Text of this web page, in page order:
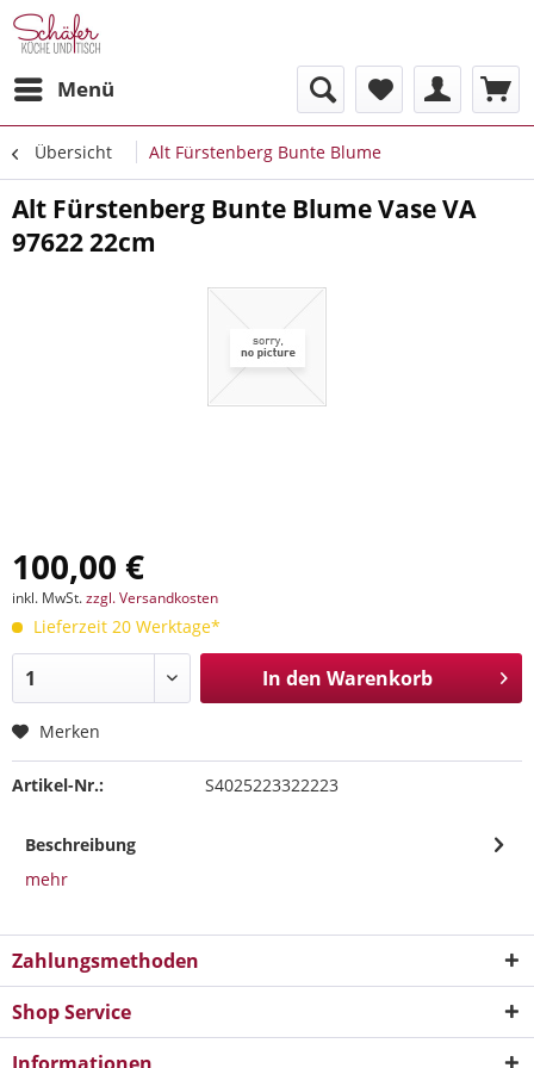
Menü
Übersicht Alt Fürstenberg Bunte Blume
Alt Fürstenberg Bunte Blume Vase VA
97622 22cm
100,00 €
inkl. MwSt.zzgl. Versandkosten
Lieferzeit 20 Werktage*
In den Warenkorb
Merken
Artikel-Nr.: S4025223322223
Beschreibung
mehr
Zahlungsmethoden
Shop Service